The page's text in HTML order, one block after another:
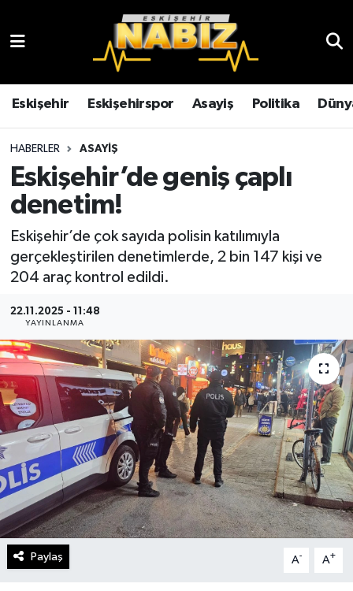
Eskişehir Eskişehirspor Asayiş Politika
HABERLER ASAYIŞ
Eskişehir’de geniş çaplı
denetim!
Eskişehir’de çok sayıda polisin katılımıyla
gerçekleştirilen denetimlerde, 2 bin 147 kişi ve
204 araç kontrol edildi.
22.11.2025 - 11:48
YAYINLANMA
Paylaş A- A+
Çevre
Eğitim
Eskişehir
Genel
Gündem
Kültür Sanat
Magazin
Politika
Sağlık
Eskişehir Hava Durumu
Eskişehir Trafik Yoğunluk Haritası
TFF 3.Lig 4.Grup Puan Durumu ve Fikstür
Tüm Manşetler
Haber Arşivi